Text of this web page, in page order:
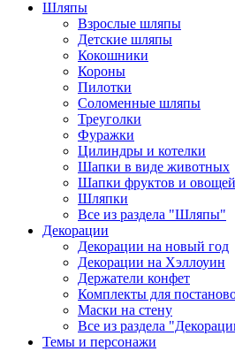
Шляпы
Взрослые шляпы
Детские шляпы
Кокошники
Короны
Пилотки
Соломенные шляпы
Треуголки
Фуражки
Цилиндры и котелки
Шапки в виде животных
Шапки фруктов и овощей
Шляпки
Все из раздела "Шляпы"
Декорации
Декорации на новый год
Декорации на Хэллоуин
Держатели конфет
Комплекты для
Маски на стену
Все из раздела
Темы и персонажи